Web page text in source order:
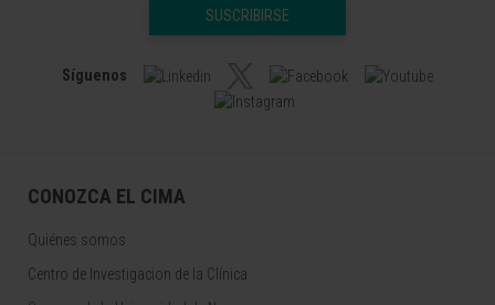
SUSCRIBIRSE
Síguenos
CONOZCA EL CIMA
Quiénes somos
Centro de Investigacion de la Clínica